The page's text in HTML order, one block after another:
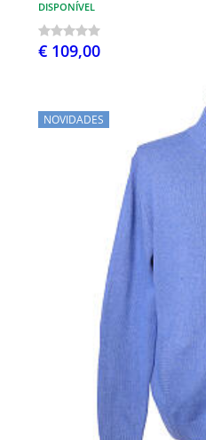
DISPONÍVEL
€ 109,00
NOVIDADES